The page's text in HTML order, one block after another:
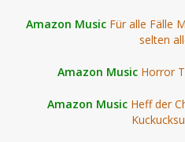
Amazon Music Für alle Fälle
selten
Amazon Music Horror
Amazon Music Heff der